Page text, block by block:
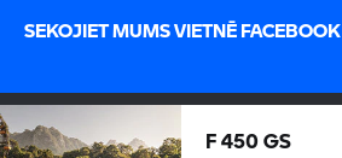
SEKOJIET MUMS VIETNĒ FACEBOOK
F 450 GS